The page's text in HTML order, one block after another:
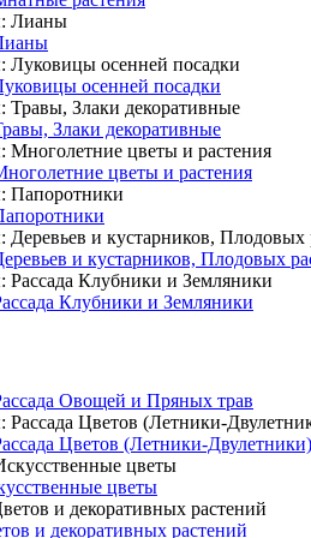
осенней посадки
Злаки декоративные
цветы и растения
и кустарников, Плодовых
Клубники и Земляники
Овощей и Пряных трав
Цветов (Летники-Двулетники)
цветы
и декоративных растений